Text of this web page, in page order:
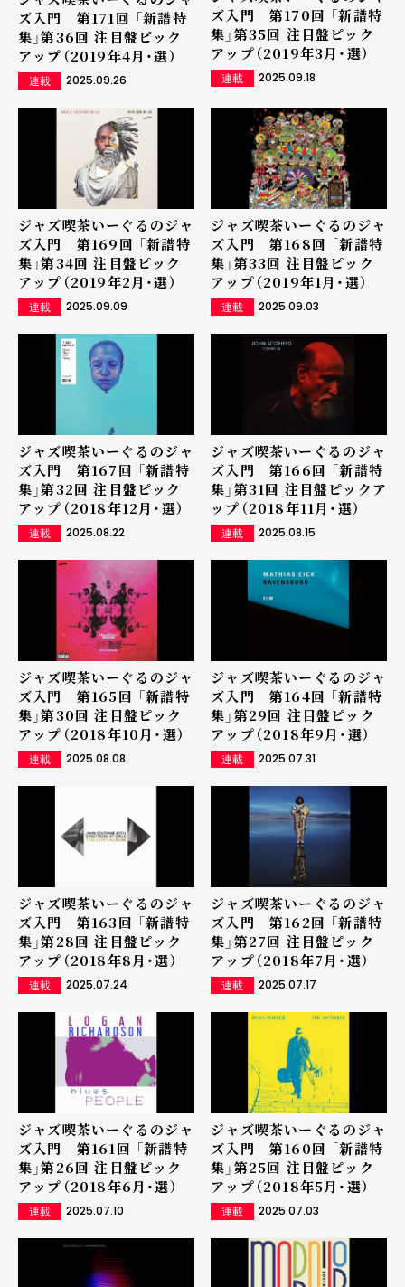
ズ入門 第171回 「新譜特
集」第36回 注目盤ピック
アップ（2019年4月・選）
連載 2025.09.26
ズ入門 第170回 「新譜特
集」第35回 注目盤ピック
アップ（2019年3月・選）
連載 2025.09.18
ジャズ喫茶いーぐるのジャ
ズ入門 第169回 「新譜特
集」第34回 注目盤ピック
アップ（2019年2月・選）
連載 2025.09.09
ジャズ喫茶いーぐるのジャ
ズ入門 第168回 「新譜特
集」第33回 注目盤ピック
アップ（2019年1月・選）
連載 2025.09.03
ジャズ喫茶いーぐるのジャ
ズ入門 第167回 「新譜特
集」第32回 注目盤ピック
アップ（2018年12月・選）
連載 2025.08.22
ジャズ喫茶いーぐるのジャ
ズ入門 第166回 「新譜特
集」第31回 注目盤ピックア
ップ（2018年11月・選）
連載 2025.08.15
ジャズ喫茶いーぐるのジャ
ズ入門 第165回 「新譜特
集」第30回 注目盤ピック
アップ（2018年10月・選）
連載 2025.08.08
ジャズ喫茶いーぐるのジャ
ズ入門 第164回 「新譜特
集」第29回 注目盤ピック
アップ（2018年9月・選）
連載 2025.07.31
ジャズ喫茶いーぐるのジャ
ズ入門 第163回 「新譜特
集」第28回 注目盤ピック
アップ（2018年8月・選）
連載 2025.07.24
ジャズ喫茶いーぐるのジャ
ズ入門 第162回 「新譜特
集」第27回 注目盤ピック
アップ（2018年7月・選）
連載 2025.07.17
ジャズ喫茶いーぐるのジャ
ズ入門 第161回 「新譜特
集」第26回 注目盤ピック
アップ（2018年6月・選）
連載 2025.07.10
ジャズ喫茶いーぐるのジャ
ズ入門 第160回 「新譜特
集」第25回 注目盤ピック
アップ（2018年5月・選）
連載 2025.07.03